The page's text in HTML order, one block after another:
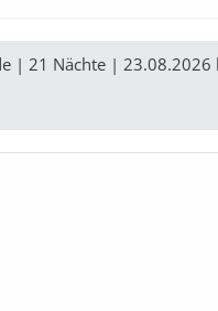
| 21 Nächte | 23.08.2026